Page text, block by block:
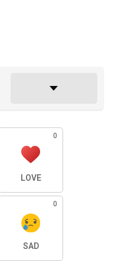
0
LOVE
0
SAD